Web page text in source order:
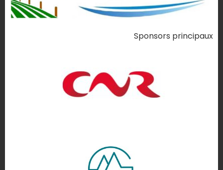
Sponsors principaux